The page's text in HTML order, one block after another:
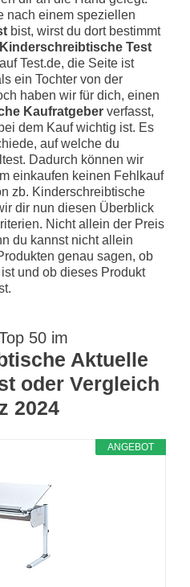
nach einem speziellen
bist, wirst du dort bestimmt
Kinderschreibtische Test
Test.de, die Seite ist
ein Tochter von der
haben wir für dich, einen
Kaufratgeber verfasst,
dem Kauf wichtig ist. Es
auf welche du
Dadurch können wir
einkaufen keinen Fehlkauf
zb. Kinderschreibtische
dir nun diesen Überblick
Nicht allein der Preis
du kannst nicht allein
genau sagen, ob
und ob dieses Produkt
50 im
Aktuelle
oder Vergleich
2024
ANGEBOT